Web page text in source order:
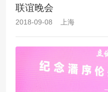
联谊晚会
2018-09-08 上海